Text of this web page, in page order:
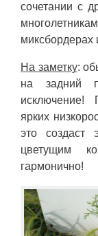
сочетании с
миксбордерах
На заметку:
на задний
исключение!
ярких
это создаст
цветущим
гармонично!